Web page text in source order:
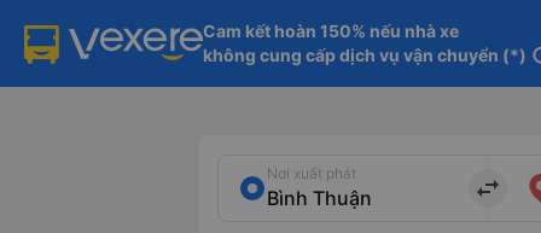
Cam kết hoàn 150% nếu nhà xe
không cung cấp dịch vụ vận chuyển (*)
Nơi xuất phát
import_export